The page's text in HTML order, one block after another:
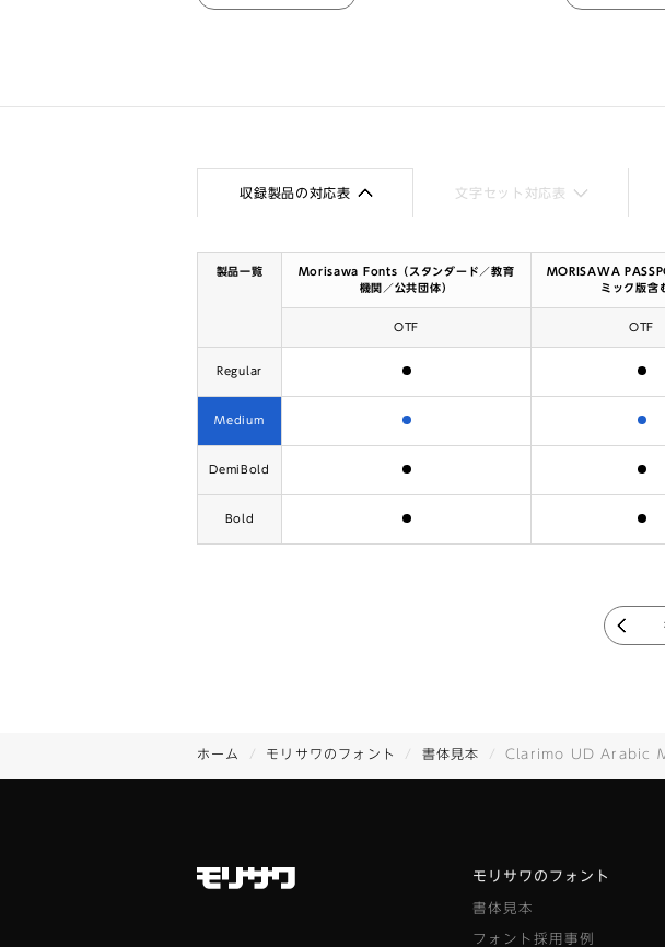
収録製品の対応表 文字セット対応表
製品一覧
Morisawa Fonts（スタンダード／教育
機関／公共団体）
MORISAWA
ミック版含
OTF OTF
Regular 含まれます 含
Medium 含まれます 含
DemiBold 含まれます 含
Bold 含まれます 含
ホーム モリサワのフォント 書体見本 Clarimo UD Arabic
モリサワのフォント
書体見本
フォント採用事例